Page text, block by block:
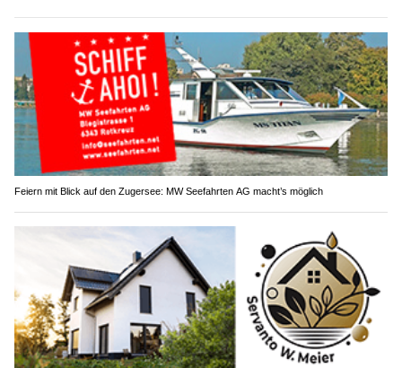
Feiern mit Blick auf den Zugersee: MW Seefahrten AG macht’s möglich